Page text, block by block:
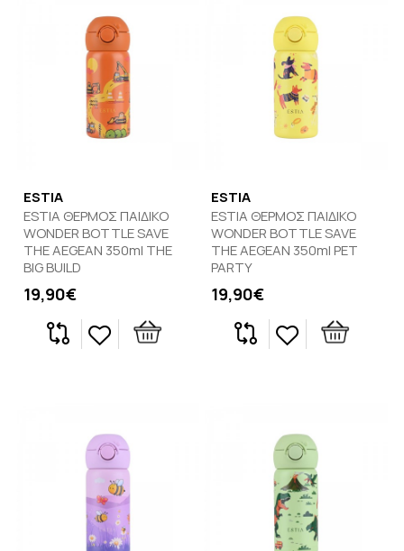
ESTIA
ESTIA ΘΕΡΜΟΣ ΠΑΙΔΙΚΟ
WONDER BOTTLE SAVE
THE AEGEAN 350ml THE
BIG BUILD
19,90€
ESTIA
ESTIA ΘΕΡΜΟΣ ΠΑΙΔΙΚΟ
WONDER BOTTLE SAVE
THE AEGEAN 350ml PET
PARTY
19,90€